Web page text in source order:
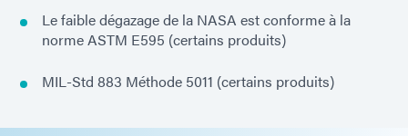
Le faible dégazage de la NASA est conforme à la
norme ASTM E595 (certains produits)
MIL-Std 883 Méthode 5011 (certains produits)